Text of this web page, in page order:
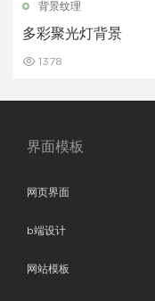
背景纹理
多彩聚光灯背景
1378
界面模板
网页界面
b端设计
网站模板